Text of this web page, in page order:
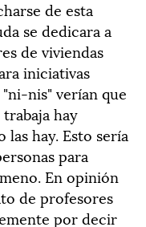
de esta
se dedicara a
de viviendas
iniciativas
nis" verían que
hay
las hay. Esto sería
para
En opinión
de profesores
por decir